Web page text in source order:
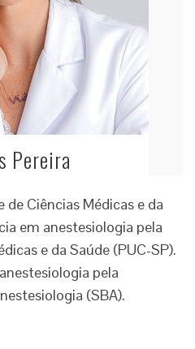
Pereira
de Ciências Médicas e da
em anestesiologia pela
e da Saúde (PUC-SP).
pela
(SBA).